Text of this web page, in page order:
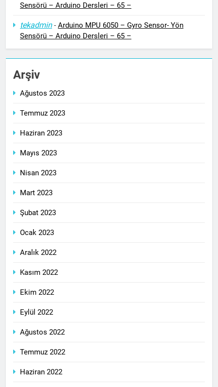
Sensörü – Arduino Dersleri – 65 –
tekadmin- Arduino MPU 6050 – Gyro Sensor- Yön
Sensörü – Arduino Dersleri – 65 –
Arşiv
Ağustos 2023
Temmuz 2023
Haziran 2023
Mayıs 2023
Nisan 2023
Mart 2023
Şubat 2023
Ocak 2023
Aralık 2022
Kasım 2022
Ekim 2022
Eylül 2022
Ağustos 2022
Temmuz 2022
Haziran 2022